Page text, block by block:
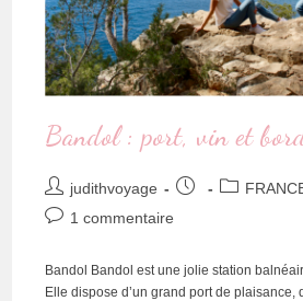
Bandol : port, vin et
judithvoyage
1 commentaire
Bandol Bandol est une jolie station
Elle dispose d’un grand port de plaisance,